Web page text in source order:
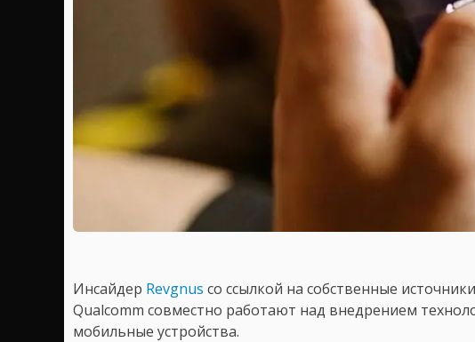
Инсайдер Revgnus со ссылкой на собственные
Qualcomm совместно работают над внедрением
мобильные устройства.